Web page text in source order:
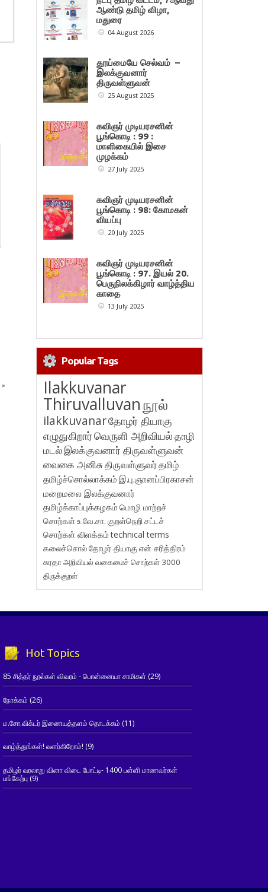
»
ஆண்டு தமிழ் விழா,
மதுரை
04 August 2026
தூய்மையே செல்வம் –
இலக்குவனார்
திருவள்ளுவன்
25 August 2025
கவிஞர் முடியரசனின்
பூங்கொடி : 99 :
மாளிகையில் இசை
முழக்கம்
27 July 2025
கவிஞர் முடியரசனின்
பூங்கொடி : 98: கோமகன்
வியப்பு
20 July 2025
கவிஞர் முடியரசனின்
பூங்கொடி : 97. இயல் 20.
பெருநிலக்கிழார் வாழ்த்திய
காதை
13 July 2025
Popular Tags
Ilakkuvanar
Thiruvalluvanநூல்
ilakkuvanarதோழர் தியாகு
எழுதுகிறார்வெருளி அறிவியல்தாழி
மடல்இலக்குவனார் திருவள்ளுவன்
வைகை அனிசுதிருவள்ளுவர்தமிழ்
தமிழ்ச்சொல்லாக்கம் இ.பு.ஞானப்பிரகாசன்
மறைமலை இலக்குவனார்
தமிழ்க்காப்புக்கழகம் மொழி மாற்றச்
சொற்கள்உ.வே.சா. குறள்நெறி சட்டச்
சொற்கள் விளக்கம்technical terms
கலைச்சொல்தோழர் தியாகுஎன் சரித்திரம்
சுரதாஅறிவியல் வகைமைச் சொற்கள் 3000
திருக்குறள்
Hot Topics
85 சித்தர் நூல்கள் விவரம் - பொன்னையா சாமிகள் (29)
நோக்கம் (26)
ம.சோ.விக்டர் இணையத்தளம் தொடக்கம் (11)
வாழ்த்துங்கள்! வளர்கிறோம்! (9)
தமிழர் வரலாறு வினா விடை போட்டி- 1400 பள்ளி மாணவர்கள்
பங்கேற்பு(9)